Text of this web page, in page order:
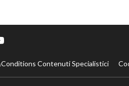
Contenuti Specialistici